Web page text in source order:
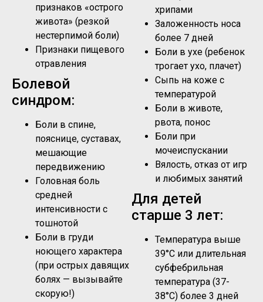
признаков «острого
живота» (резкой
нестерпимой боли)
Признаки пищевого
отравления
Болевой
синдром:
Боли в спине,
пояснице, суставах,
мешающие
передвижению
Головная боль
средней
интенсивности с
тошнотой
Боли в груди
ноющего характера
(при острых давящих
болях — вызывайте
скорую!)
хрипами
Заложенность носа
более 7 дней
Боли в ухе (ребенок
трогает ухо, плачет)
Сыпь на коже с
температурой
Боли в животе,
рвота, понос
Боли при
мочеиспускании
Вялость, отказ от игр
и любимых занятий
Для детей
старше 3 лет:
Температура выше
39°C или длительная
субфебрильная
температура (37-
38°C) более 3 дней